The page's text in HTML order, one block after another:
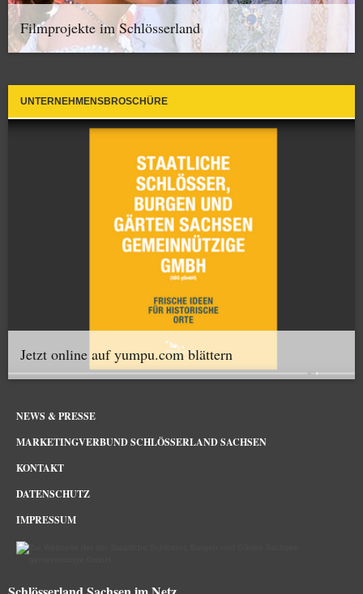
Filmprojekte im Schlösserland
UNTERNEHMENSBROSCHÜRE
Jetzt online auf yumpu.com blättern
NEWS & PRESSE
MARKETINGVERBUND SCHLÖSSERLAND SACHSEN
KONTAKT
DATENSCHUTZ
IMPRESSUM